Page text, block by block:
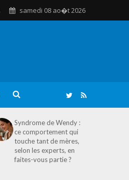
samedi 08 ao�t 2026
Syndrome de Wendy :
ce comportement qui
touche tant de mères,
selon les experts, en
faites-vous partie ?